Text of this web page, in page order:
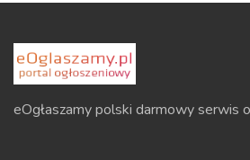
eOgłaszamy polski darmowy serwis